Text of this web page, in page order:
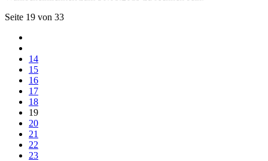
Seite 19 von 33
14
15
16
17
18
19
20
21
22
23